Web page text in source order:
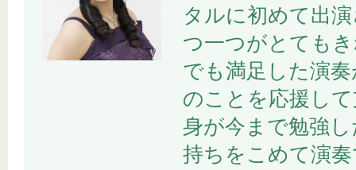
タルに初めて出
つ一つがとても
でも満足した演
のことを応援し
身が今まで勉強
持ちをこめて演